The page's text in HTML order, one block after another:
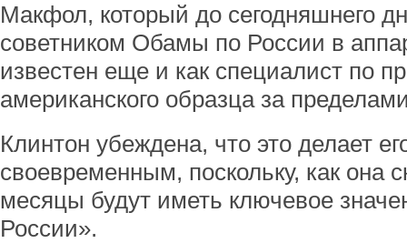
Макфол, который до сегодняшнего
советником Обамы по России в
известен еще и как специалист по
американского образца за
Клинтон убеждена, что это делает
своевременным, поскольку, как она
месяцы будут иметь ключевое
России».